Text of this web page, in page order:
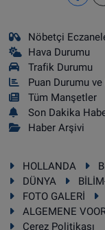
Nöbetçi
Hava Durumu
Trafik Durumu
Puan Durumu
Tüm Manşetler
Son Dakika
Haber Arşivi
HOLLANDA
DÜNYA
FOTO GALERİ
ALGEMENE
Çerez Politikası